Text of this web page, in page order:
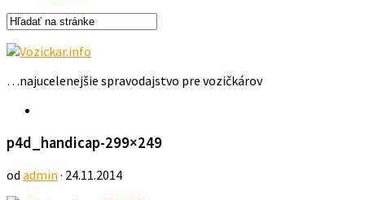
…najucelenejšie spravodajstvo pre vozičkárov
p4d_handicap-299×249
od admin · 24.11.2014